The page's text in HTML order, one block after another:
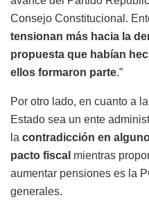
Consejo Constitucional.
tensionan más hacia la
propuesta que habían
ellos formaron parte.”
Por otro lado, en cuanto a
Estado sea un ente
la contradicción en
pacto fiscal mientras
aumentar pensiones es la
generales.